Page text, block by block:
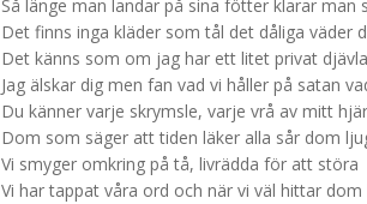
Så länge man landar på sina fötter klarar man
Det finns inga kläder som tål det dåliga väder
Det känns som om jag har ett litet privat
Jag älskar dig men fan vad vi håller på satan
Du känner varje skrymsle, varje vrå av mitt
Dom som säger att tiden läker alla sår dom
Vi smyger omkring på tå, livrädda för att störa
Vi har tappat våra ord och när vi väl hittar